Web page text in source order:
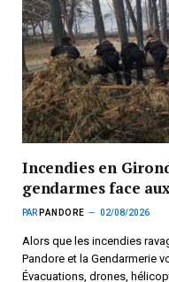
Incendies en
gendarmes face
PAR PANDORE 02/08/2026
Alors que les incendies
Pandore et la Gendarmerie
Évacuations, drones,